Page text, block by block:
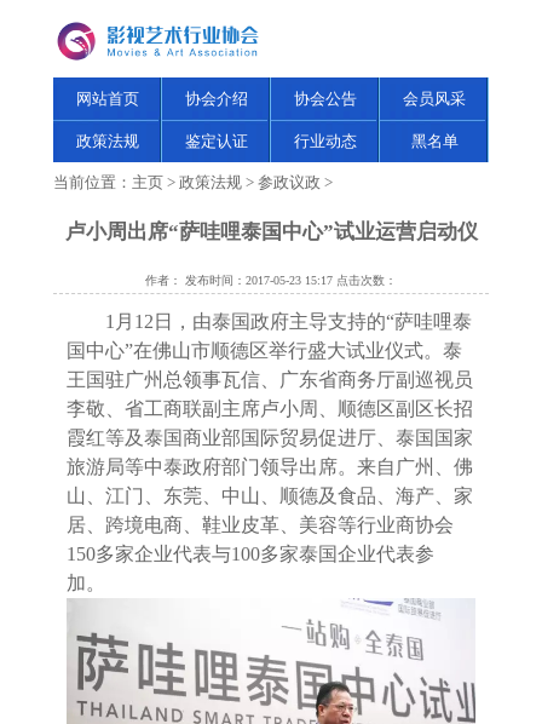
网站首页 协会介绍 协会公告 会员风采
政策法规 鉴定认证 行业动态 黑名单
当前位置： 主页 > 政策法规 > 参政议政 >
卢小周出席“萨哇哩泰国中心”试业运营启动仪
作者： 发布时间：2017-05-23 15:17 点击次数：
1 月 12 日，由泰国政府主导支持的“萨哇哩泰
国中心”在佛山市顺德区举行盛大试业仪式。泰
王国驻广州总领事瓦信、广东省商务厅副巡视员
李敬、省工商联副主席卢小周、顺德区副区长招
霞红等及泰国商业部国际贸易促进厅、泰国国家
旅游局等中泰政府部门领导出席。来自广州、佛
山、江门、东莞、中山、顺德及食品、海产、家
居、跨境电商、鞋业皮革、美容等行业商协会
150多家企业代表与100多家泰国企业代表参
加。